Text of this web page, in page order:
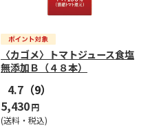
〈カゴメ〉トマトジュース食塩
無添加Ｂ（４８本）
4.7 （9）
5,430円
(送料・税込)